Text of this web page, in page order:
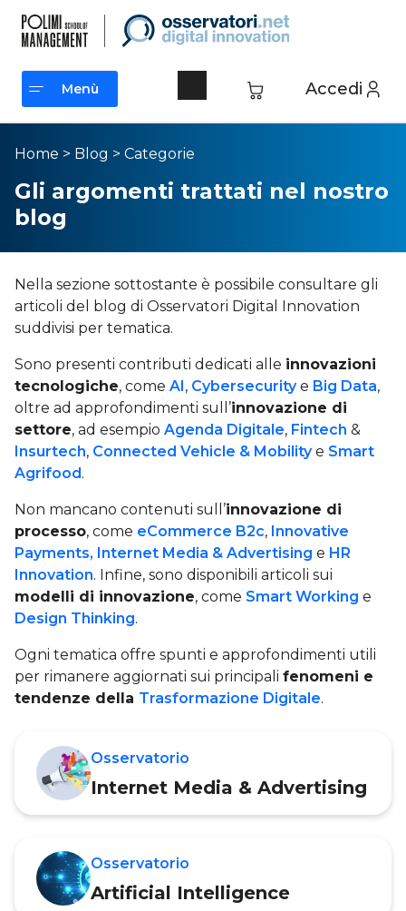
Accedi
Menù
Menù
Home > Blog > Categorie
Gli argomenti trattati nel nostro
blog
Nella sezione sottostante è possibile consultare gli
articoli del blog di Osservatori Digital Innovation
suddivisi per tematica.
Sono presenti contributi dedicati alle innovazioni
tecnologiche, come AI, Cybersecuritye Big Data,
oltre ad approfondimenti sull’innovazione di
settore, ad esempio Agenda Digitale, Fintech &
Insurtech, Connected Vehicle & Mobilitye Smart
Agrifood.
Non mancano contenuti sull’innovazione di
processo, come eCommerce B2c, Innovative
Payments, Internet Media & Advertising e HR
Innovation. Infine, sono disponibili articoli sui
modelli di innovazione, come Smart Working e
Design Thinking.
Ogni tematica offre spunti e approfondimenti utili
per rimanere aggiornati sui principali fenomeni e
tendenze della Trasformazione Digitale.
Osservatorio
Internet Media & Advertising
Osservatorio
Artificial Intelligence